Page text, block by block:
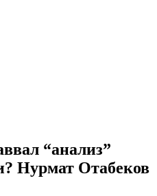
“анализ”
Нурмат Отабеков